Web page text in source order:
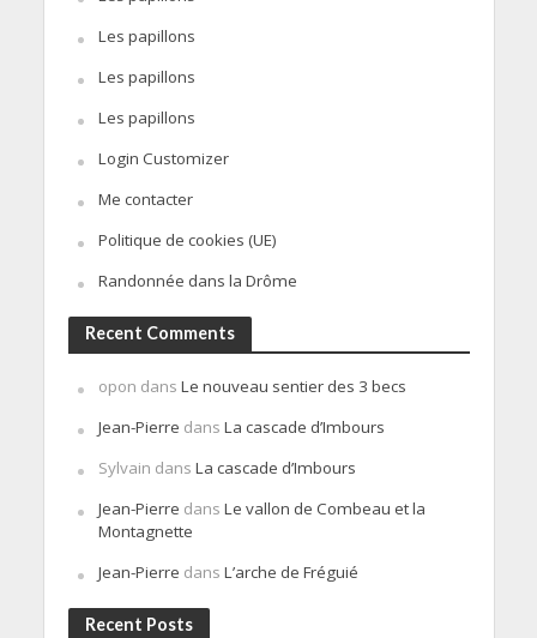
Les papillons
Les papillons
Les papillons
Login Customizer
Me contacter
Politique de cookies (UE)
Randonnée dans la Drôme
Recent Comments
opon dans Le nouveau sentier des 3 becs
Jean-Pierre dans La cascade d’Imbours
Sylvain dans La cascade d’Imbours
Jean-Pierre dans Le vallon de Combeau et la
Montagnette
Jean-Pierre dans L’arche de Fréguié
Recent Posts